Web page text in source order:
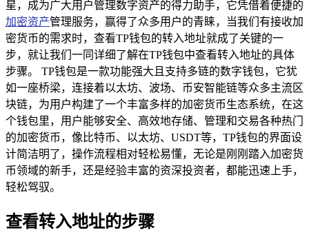
星，成为广大用户管理数字资产的得力助手，它凭借着便捷的
加密资产管理服务，赢得了众多用户的青睐，当我们有接收加
密货币的需求时，查看TP钱包的转入地址就成了关键的一
步，就让我们一同详细了解在TP钱包中查看转入地址的具体
步骤。 TP钱包是一款功能强大且支持多链的数字钱包，它犹
如一座桥梁，连接着以太坊、波场、币安智能链等众多主流区
块链，为用户构建了一个丰富多样的加密货币生态系统，在这
个钱包里，用户能够安全、高效地存储、管理和交易各种热门
的加密货币，像比特币、以太坊、USDT等，TP钱包的界面设
计简洁明了，操作流程相对轻松易懂，无论是刚刚踏入加密货
币领域的新手，还是经验丰富的资深投资者，都能迅速上手，
轻松驾驭。
查看转入地址的步骤